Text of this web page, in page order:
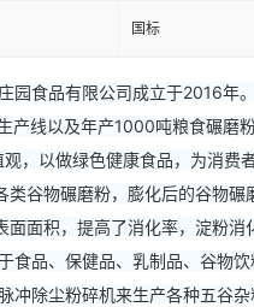
国标
园食品有限公司成立于2016
线以及年产1000吨粮食碾磨
，以做绿色健康食品，为消
谷物碾磨粉，膨化后的谷物
面积，提高了消化率，淀粉
食品、保健品、乳制品、谷物
冲除尘粉碎机来生产各种五谷